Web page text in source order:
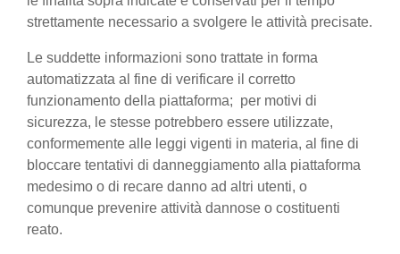
strettamente necessario a svolgere le attività precisate.
Le suddette informazioni sono trattate in forma
automatizzata al fine di verificare il corretto
funzionamento della piattaforma; per motivi di
sicurezza, le stesse potrebbero essere utilizzate,
conformemente alle leggi vigenti in materia, al fine di
bloccare tentativi di danneggiamento alla piattaforma
medesimo o di recare danno ad altri utenti, o
comunque prevenire attività dannose o costituenti
reato.